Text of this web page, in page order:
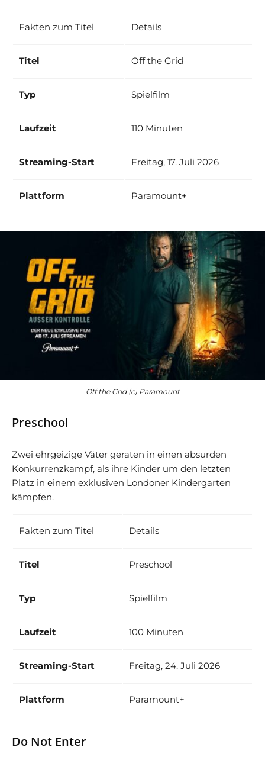
Fakten zum Titel Details
Titel Off the Grid
Typ Spielfilm
Laufzeit 110 Minuten
Streaming-Start Freitag, 17. Juli 2026
Plattform Paramount+
Off the Grid (c) Paramount
Preschool
Zwei ehrgeizige Väter geraten in einen absurden
Konkurrenzkampf, als ihre Kinder um den letzten
Platz in einem exklusiven Londoner Kindergarten
kämpfen.
Fakten zum Titel Details
Titel Preschool
Typ Spielfilm
Laufzeit 100 Minuten
Streaming-Start Freitag, 24. Juli 2026
Plattform Paramount+
Do Not Enter